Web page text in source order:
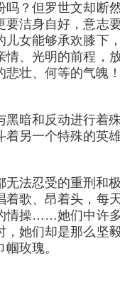
吗？但罗世文却断
要洁身自好，意志
儿女能够承欢膝下
情、光明的前程，
悲壮、何等的气魄
和反动进行着殊
着另一个特殊的英
忍受的重刑和极
着歌、昂着头，每
情操……她们中许
，她们却是那么坚
玫瑰。